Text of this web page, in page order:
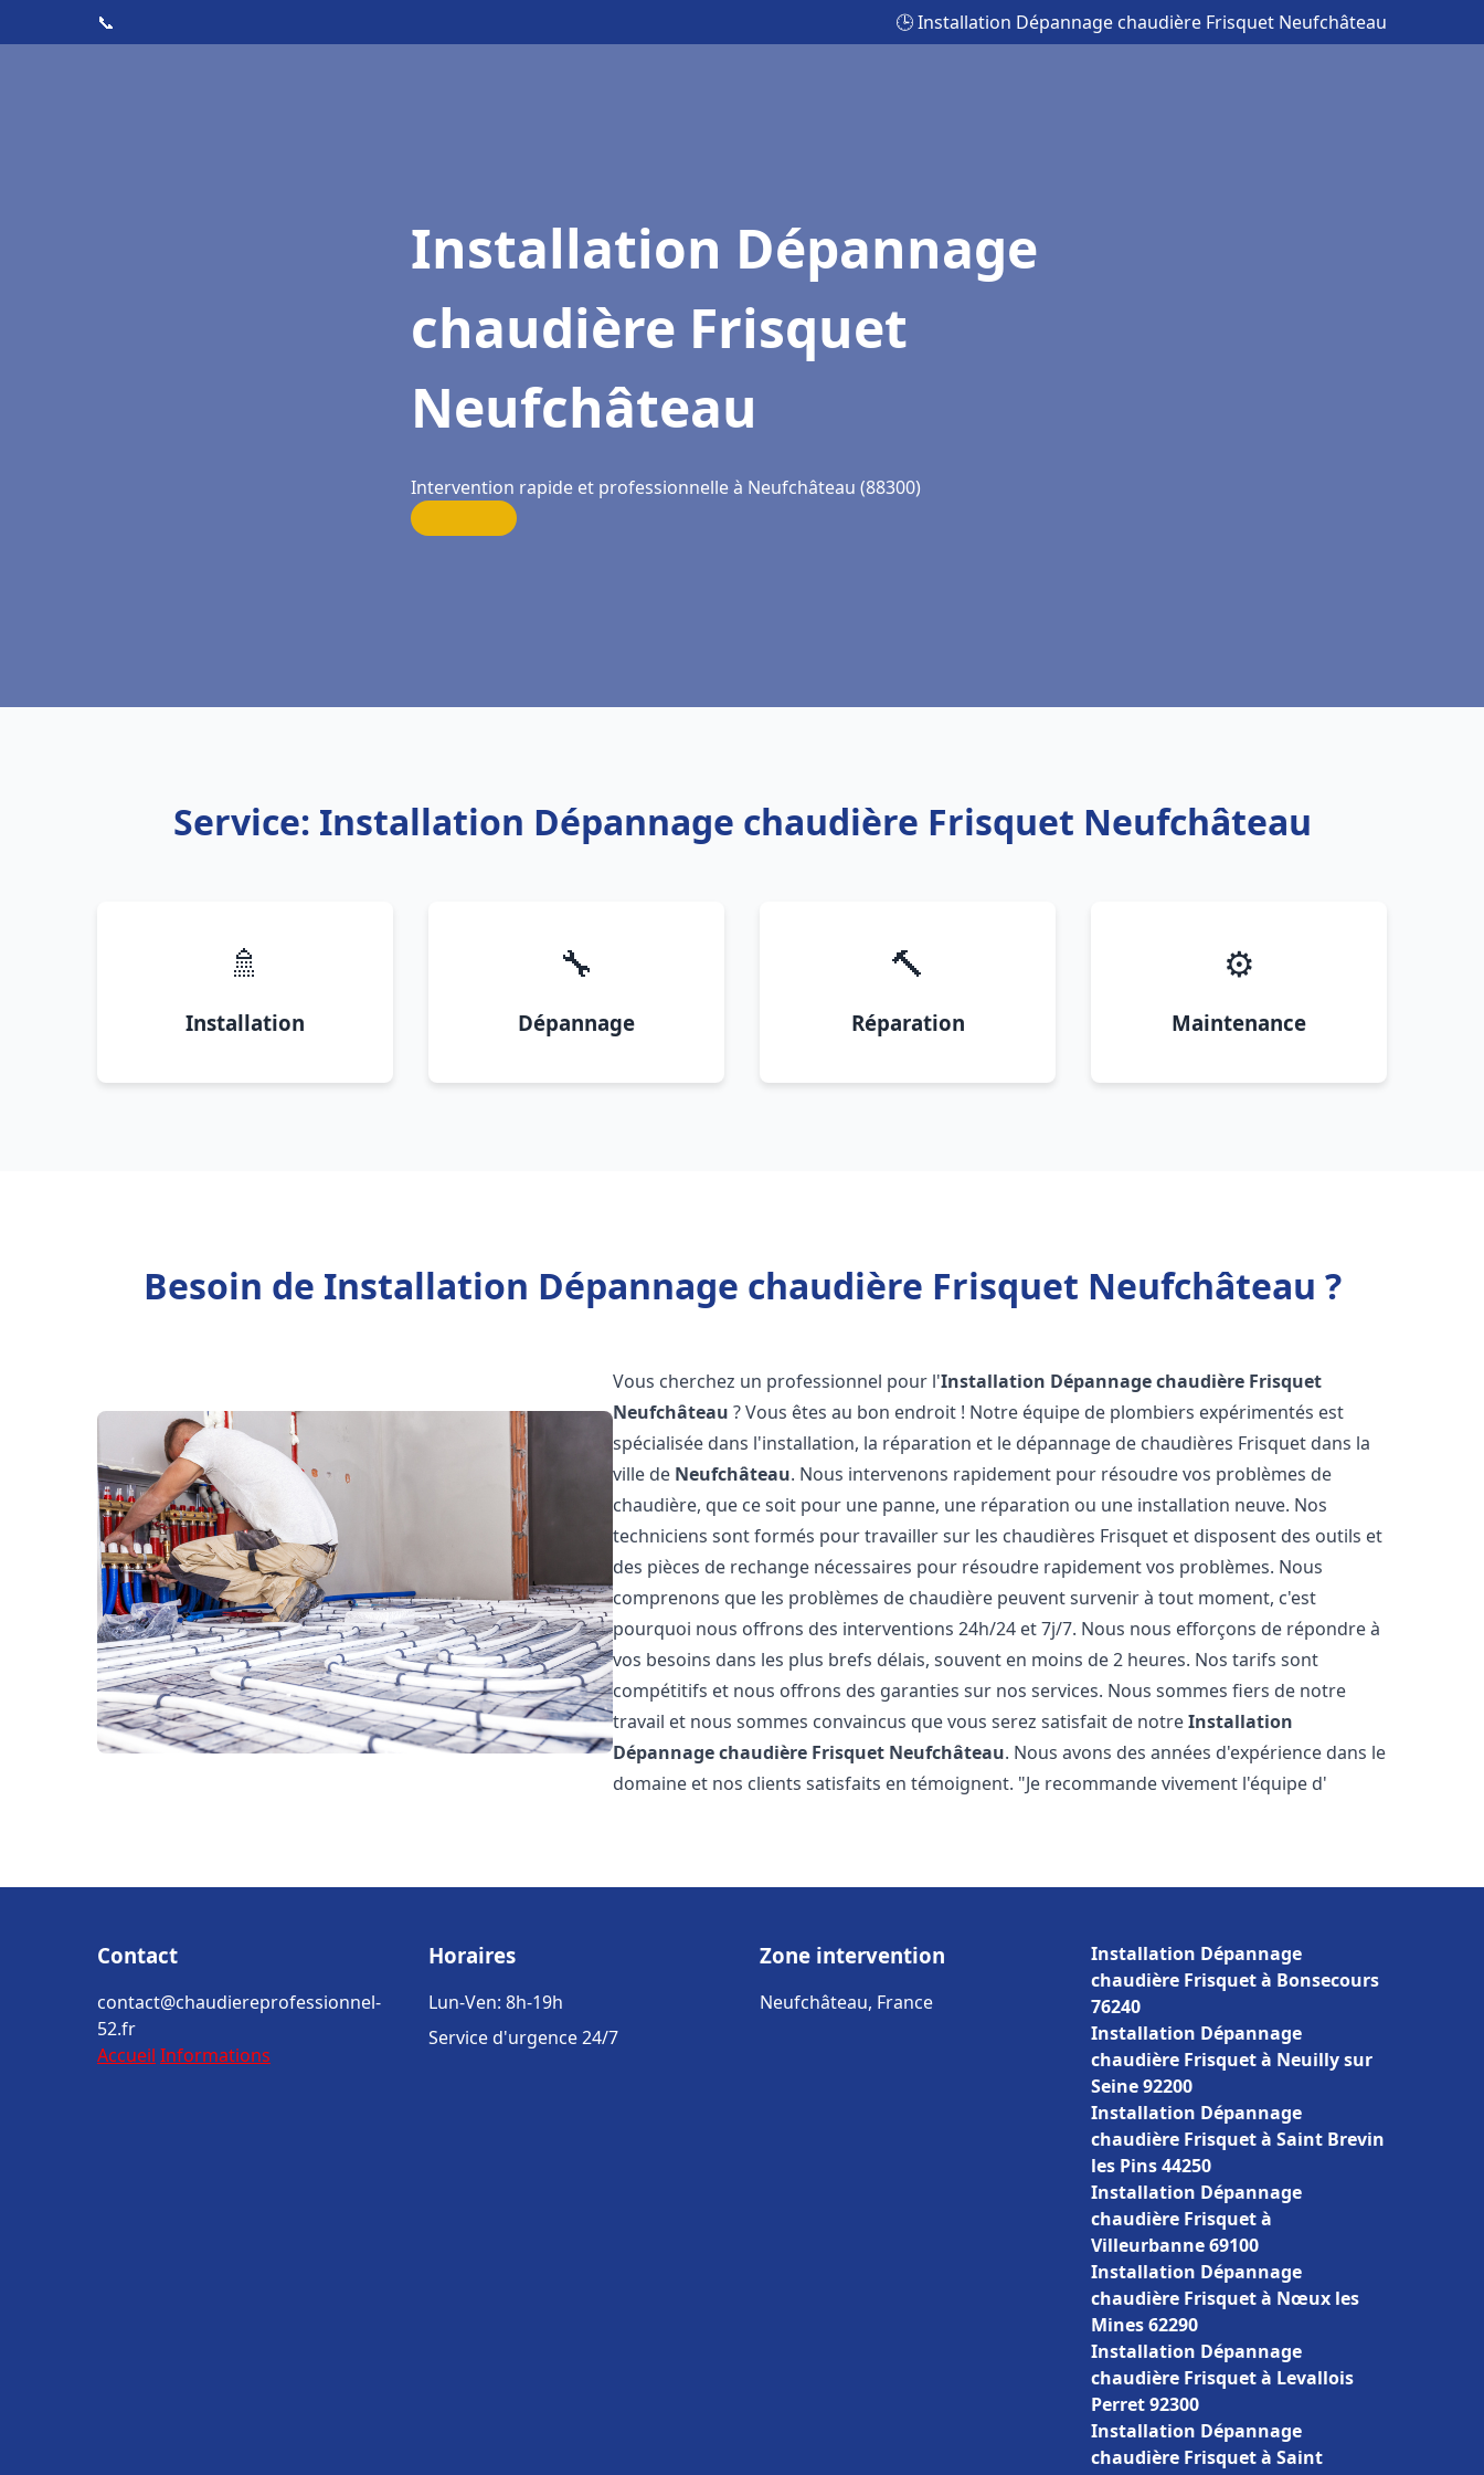
📞 🕒 Installation Dépannage chaudière Frisquet Neufchâteau
Installation Dépannage
chaudière Frisquet
Neufchâteau
Intervention rapide et professionnelle à Neufchâteau (88300)
Service: Installation Dépannage chaudière Frisquet Neufchâteau
🚿
Installation
🔧
Dépannage
🔨
Réparation
⚙️
Maintenance
Besoin de Installation Dépannage chaudière Frisquet Neufchâteau ?
Vous cherchez un professionnel pour l'Installation Dépannage chaudière Frisquet
Neufchâteau ? Vous êtes au bon endroit ! Notre équipe de plombiers expérimentés est
spécialisée dans l'installation, la réparation et le dépannage de chaudières Frisquet dans la
ville de Neufchâteau. Nous intervenons rapidement pour résoudre vos problèmes de
chaudière, que ce soit pour une panne, une réparation ou une installation neuve. Nos
techniciens sont formés pour travailler sur les chaudières Frisquet et disposent des outils et
des pièces de rechange nécessaires pour résoudre rapidement vos problèmes. Nous
comprenons que les problèmes de chaudière peuvent survenir à tout moment, c'est
pourquoi nous offrons des interventions 24h/24 et 7j/7. Nous nous efforçons de répondre à
vos besoins dans les plus brefs délais, souvent en moins de 2 heures. Nos tarifs sont
compétitifs et nous offrons des garanties sur nos services. Nous sommes fiers de notre
travail et nous sommes convaincus que vous serez satisfait de notreInstallation
Dépannage chaudière Frisquet Neufchâteau. Nous avons des années d'expérience dans le
domaine et nos clients satisfaits en témoignent. "Je recommande vivement l'équipe d'
Contact
contact@chaudiereprofessionnel-
52.fr
Accueil Informations
Horaires
Lun-Ven: 8h-19h
Service d'urgence 24/7
Zone intervention
Neufchâteau, France
Installation Dépannage
chaudière Frisquet à Bonsecours
76240
Installation Dépannage
chaudière Frisquet à Neuilly sur
Seine 92200
Installation Dépannage
chaudière Frisquet à Saint Brevin
les Pins 44250
Installation Dépannage
chaudière Frisquet à
Villeurbanne 69100
Installation Dépannage
chaudière Frisquet à Nœux les
Mines 62290
Installation Dépannage
chaudière Frisquet à Levallois
Perret 92300
Installation Dépannage
chaudière Frisquet à Saint